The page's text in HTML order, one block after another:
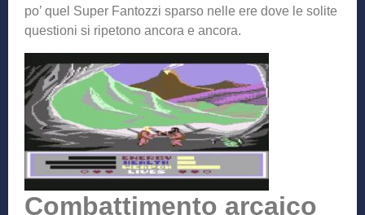
po’ quel Super Fantozzi sparso nelle ere dove le solite
questioni si ripetono ancora e ancora.
Combattimento arcaico